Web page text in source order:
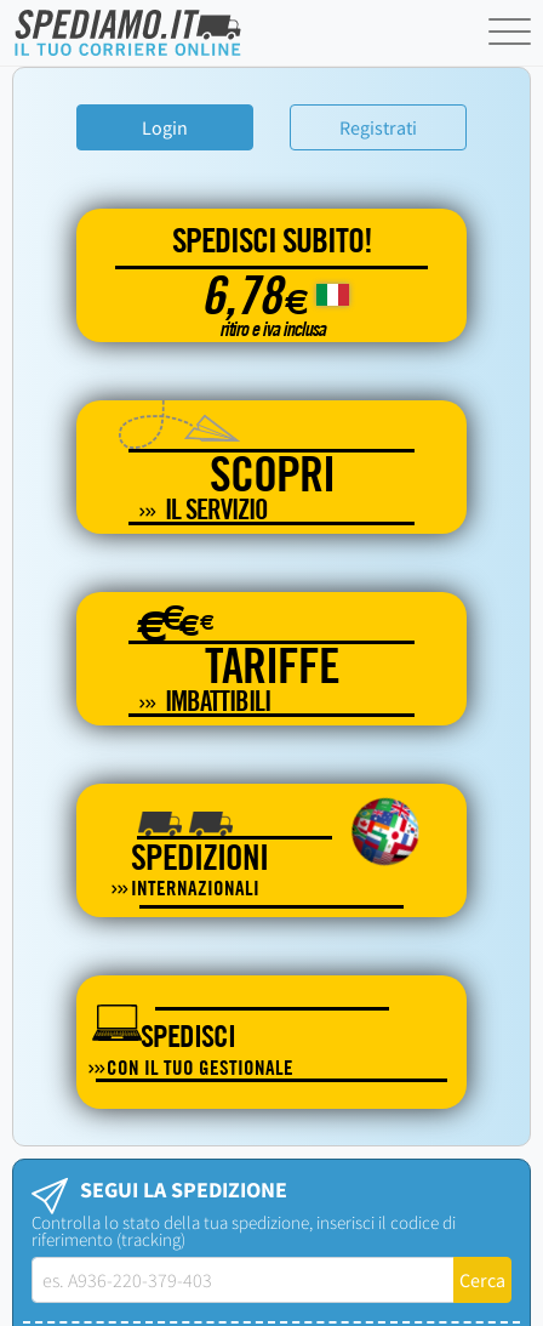
Login Registrati
SPEDISCI SUBITO!
6,78€
ritiro e iva inclusa
SCOPRI
IL SERVIZIO
€€€€
TARIFFE
IMBATTIBILI
SPEDIZIONI
INTERNAZIONALI
SPEDISCI
CON IL TUO GESTIONALE
SEGUI LA SPEDIZIONE
Controlla lo stato della tua spedizione, inserisci il codice di
riferimento (tracking)